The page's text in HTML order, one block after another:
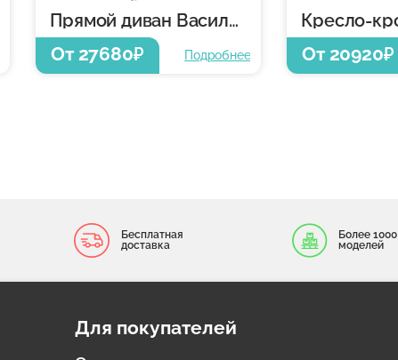
Прямой диван Василиса 4
От 27680₽ Подробнее От 20920₽
Бесплатная
доставка
Более 1000
моделей
Для покупателей